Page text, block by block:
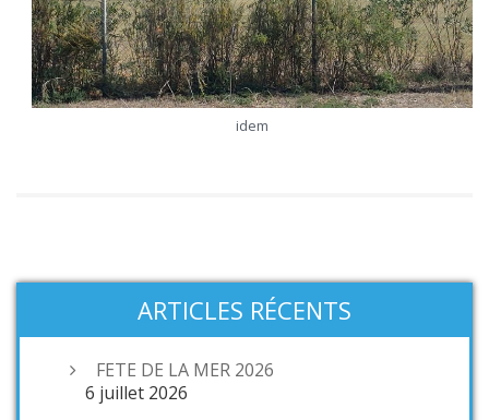
idem
ARTICLES RÉCENTS
FETE DE LA MER 2026
6 juillet 2026